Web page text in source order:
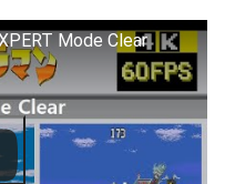
Mode Clear